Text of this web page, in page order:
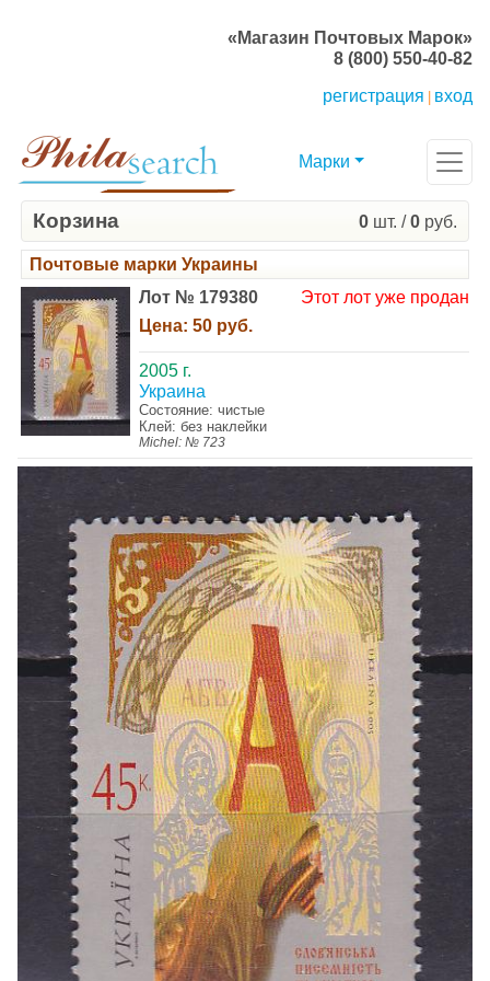
«Магазин Почтовых Марок»
8 (800) 550-40-82
регистрация
вход
Марки
Корзина 0 шт. /0 руб.
Почтовые марки Украины
Лот № 179380
Цена: 50 руб.
Этот лот уже продан
2005 г.
Украина
Состояние: чистые
Клей: без наклейки
Michel: № 723